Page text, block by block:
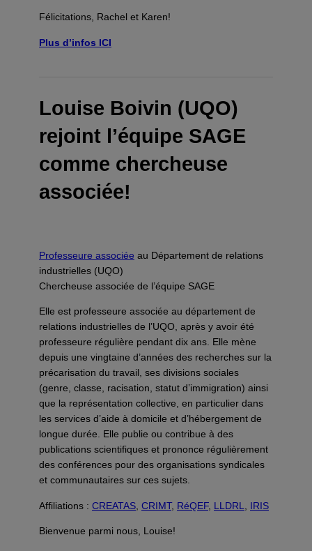
Félicitations, Rachel et Karen!
Plus d’infos ICI
Louise Boivin (UQO)
rejoint l’équipe SAGE
comme chercheuse
associée!
Professeure associée au Département de relations
industrielles (UQO)
Chercheuse associée de l’équipe SAGE
Elle est professeure associée au département de
relations industrielles de l’UQO, après y avoir été
professeure régulière pendant dix ans. Elle mène
depuis une vingtaine d’années des recherches sur la
précarisation du travail, ses divisions sociales
(genre, classe, racisation, statut d’immigration) ainsi
que la représentation collective, en particulier dans
les services d’aide à domicile et d’hébergement de
longue durée. Elle publie ou contribue à des
publications scientifiques et prononce régulièrement
des conférences pour des organisations syndicales
et communautaires sur ces sujets.
Affiliations : CREATAS CRIMT, RéQEF, LLDRL IRIS
Bienvenue parmi nous, Louise!